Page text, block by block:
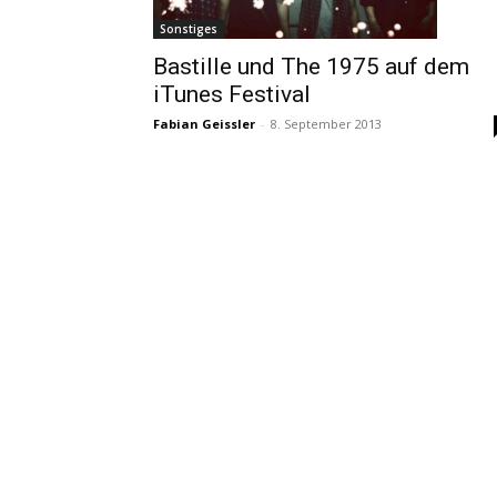
Sonstiges
Bastille und The 1975 auf dem
iTunes Festival
Fabian Geissler - 8. September 2013